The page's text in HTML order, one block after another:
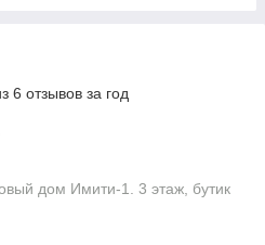
6 отзывов за год
дом Имити-1. 3 этаж, бутик